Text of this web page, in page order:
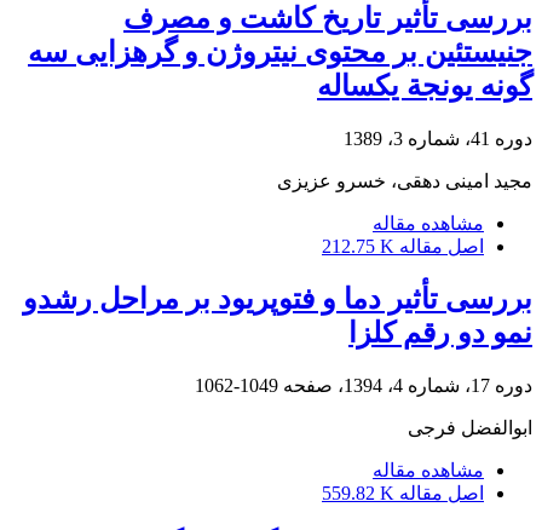
بررسی تأثیر تاریخ‎ کاشت و مصرف
جنیستئین بر محتوی نیتروژن و گره‎زایی سه
گونه یونجة یکساله
دوره 41، شماره 3، 1389
مجید امینی دهقی، خسرو عزیزی
مشاهده مقاله
اصل مقاله 212.75 K
بررسی تأثیر دما و فتوپریود بر مراحل رشدو
نمو دو رقم کلزا
دوره 17، شماره 4، 1394، صفحه 1049-1062
ابوالفضل فرجی
مشاهده مقاله
اصل مقاله 559.82 K